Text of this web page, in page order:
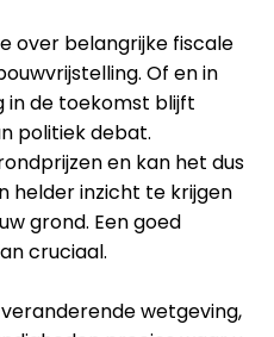
over belangrijke fiscale
Of en in
in de toekomst blijft
politiek debat.
en kan het dus
helder inzicht te krijgen
grond. Een goed
cruciaal.
wetgeving,